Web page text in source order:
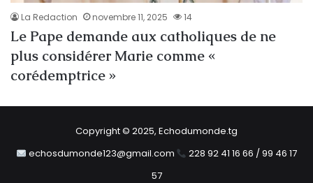
La Redaction novembre 11, 2025 14
Le Pape demande aux catholiques de ne
plus considérer Marie comme «
corédemptrice »
Copyright © 2025, Echodumonde.tg
echosdumonde123@gmail.com
228 92 41 16 66 / 99 46 17
57